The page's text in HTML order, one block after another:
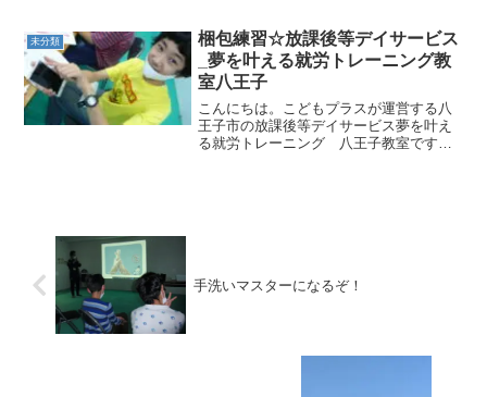
など子どもたちの思うがままに作成して
いきます。枠からはみ出な...
未分類
梱包練習☆放課後等デイサービス
_夢を叶える就労トレーニング教
室八王子
こんにちは。こどもプラスが運営する八
王子市の放課後等デイサービス夢を叶え
る就労トレーニング 八王子教室です。
手洗いマスターになるぞ！